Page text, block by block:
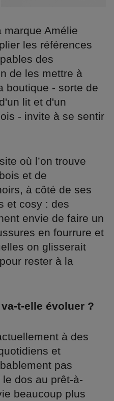
marque Amélie
les références
des
de les mettre à
boutique - sorte de
lit et d'un
- invite à se sentir
où l’on trouve
et de
à côté de ses
et cosy : des
envie de faire un
en fourrure et
on glisserait
rester à la
t-elle évoluer ?
à des
et
pas
dos au prêt-à-
beaucoup plus